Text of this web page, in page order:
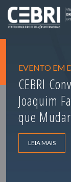
EVENTO EM
CEBRI
Joaquim
que
LEIA MAIS